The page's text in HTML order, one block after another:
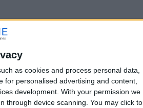
as cookies and process personal data,
personalised advertising and content,
development. With your permission we
through device scanning. You may click to
précise,